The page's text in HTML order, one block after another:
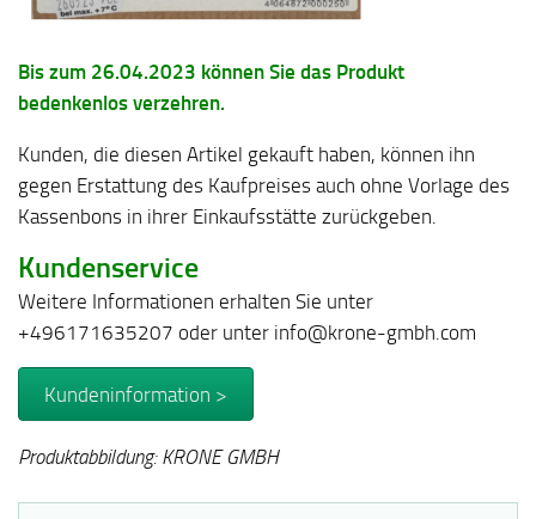
Bis zum 26.04.2023 können Sie das Produkt
bedenkenlos verzehren.
Kunden, die diesen Artikel gekauft haben, können ihn
gegen Erstattung des Kaufpreises auch ohne Vorlage des
Kassenbons in ihrer Einkaufsstätte zurückgeben.
Kundenservice
Weitere Informationen erhalten Sie unter
+496171635207 oder unter info@krone-gmbh.com
Kundeninformation >
Produktabbildung: KRONE GMBH